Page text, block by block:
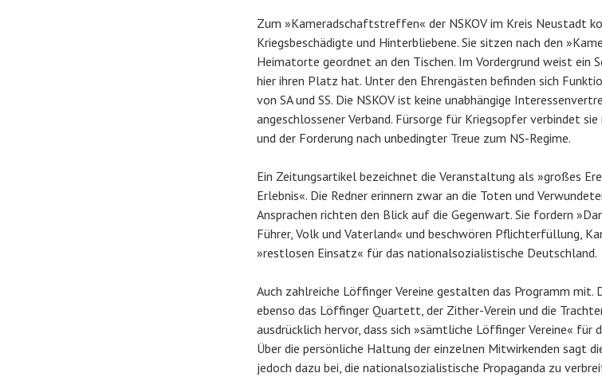
Zum »Kameradschaftstreffen« der NSKOV im Kreis Neustadt
Kriegsbeschädigte und Hinterbliebene. Sie sitzen nach den
Heimatorte geordnet an den Tischen. Im Vordergrund weist ein
hier ihren Platz hat. Unter den Ehrengästen befinden sich
von SA und SS. Die NSKOV ist keine unabhängige
angeschlossener Verband. Fürsorge für Kriegsopfer verbindet
und der Forderung nach unbedingter Treue zum NS-Regime.
Ein Zeitungsartikel bezeichnet die Veranstaltung als »großes
Erlebnis«. Die Redner erinnern zwar an die Toten und
Ansprachen richten den Blick auf die Gegenwart. Sie fordern
Führer, Volk und Vaterland« und beschwören Pflichterfüllung,
»restlosen Einsatz« für das nationalsozialistische Deutschland.
Auch zahlreiche Löffinger Vereine gestalten das Programm mit.
ebenso das Löffinger Quartett, der Zither-Verein und die
ausdrücklich hervor, dass sich »sämtliche Löffinger Vereine«
Über die persönliche Haltung der einzelnen Mitwirkenden sagt
jedoch dazu bei, die nationalsozialistische Propaganda zu